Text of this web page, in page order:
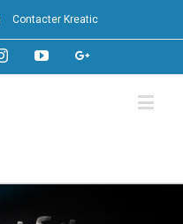
Contacter Kreatic
InstagramYoutubeGoogle+